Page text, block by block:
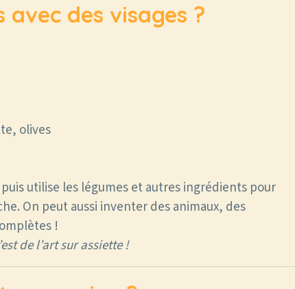
avec des visages ?
olives
utilise les légumes et autres ingrédients pour
On peut aussi inventer des animaux, des
!
de l’art sur assiette !